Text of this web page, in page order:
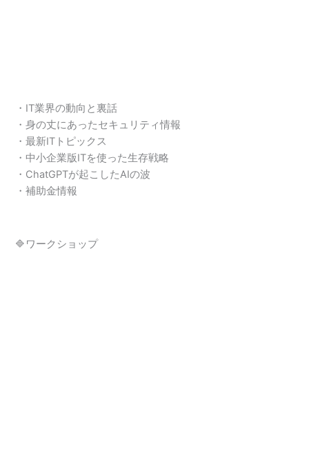
・IT業界の動向と裏話
・身の丈にあったセキュリティ情報
・最新ITトピックス
・中小企業版ITを使った生存戦略
・ChatGPTが起こしたAIの波
・補助金情報
🔷ワークショップ